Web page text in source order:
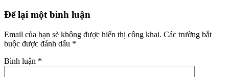
Để lại một bình luận
Email của bạn sẽ không được hiển thị công khai. Các trường bắt
buộc được đánh dấu *
Bình luận *